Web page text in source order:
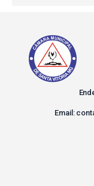
Email: